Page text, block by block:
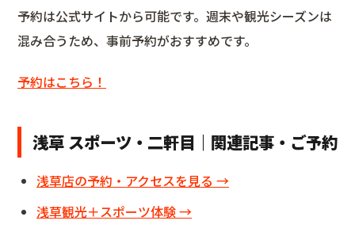
予約は公式サイトから可能です。週末や観光シーズンは
混み合うため、事前予約がおすすめです。
予約はこちら！
浅草 スポーツ・二軒目｜関連記事・ご予約
浅草店の予約・アクセスを見る →
浅草観光＋スポーツ体験 →